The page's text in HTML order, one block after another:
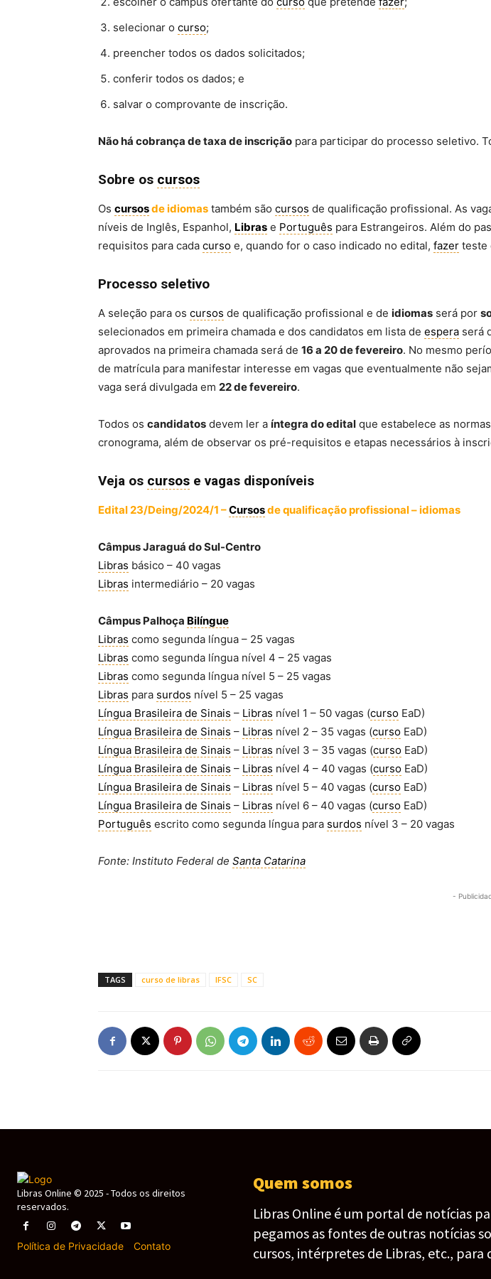
selecionar o curso;
preencher todos os dados solicitados;
conferir todos os dados; e
salvar o comprovante de inscrição.
Não há cobrança de taxa de inscrição para participar do processo seletivo.
Sobre os cursos
Os cursosde idiomas também são cursos de qualificação profissional. As
níveis de Inglês, Espanhol, Libras e Português para Estrangeiros. Além do
requisitos para cada curso e, quando for o caso indicado no edital, fazer teste
Processo seletivo
A seleção para os cursos de qualificação profissional e de idiomas será por
selecionados em primeira chamada e dos candidatos em lista de espera será
aprovados na primeira chamada será de 16 a 20 de fevereiro. No mesmo
de matrícula para manifestar interesse em vagas que eventualmente não
vaga será divulgada em 22 de fevereiro.
Todos os candidatos devem ler a íntegra do edital que estabelece as
cronograma, além de observar os pré-requisitos e etapas necessários à
Veja os cursos e vagas disponíveis
Edital 23/Deing/2024/1 –Cursosde qualificação profissional – idiomas
Câmpus Jaraguá do Sul-Centro
Libras básico – 40 vagas
Libras intermediário – 20 vagas
Câmpus Palhoça Bilíngue
Libras como segunda língua – 25 vagas
Libras como segunda língua nível 4 – 25 vagas
Libras como segunda língua nível 5 – 25 vagas
Libras para surdos nível 5 – 25 vagas
Língua Brasileira de Sinais – Libras nível 1 – 50 vagas (curso EaD)
Língua Brasileira de Sinais – Libras nível 2 – 35 vagas (curso EaD)
Língua Brasileira de Sinais – Libras nível 3 – 35 vagas (curso EaD)
Língua Brasileira de Sinais – Libras nível 4 – 40 vagas (curso EaD)
Língua Brasileira de Sinais – Libras nível 5 – 40 vagas (curso EaD)
Língua Brasileira de Sinais – Libras nível 6 – 40 vagas (curso EaD)
Português escrito como segunda língua para surdos nível 3 – 20 vagas
Fonte: Instituto Federal de Santa Catarina
-
TAGS curso de libras IFSC SC
Libras Online © 2025 - Todos os direitos
reservados.
Política de Privacidade Contato
Quem somos
Libras Online é um portal de notícias
pegamos as fontes de outras notícias
cursos, intérpretes de Libras, etc., para